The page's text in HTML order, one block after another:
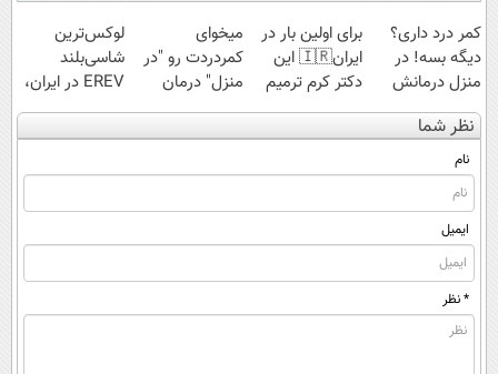
کمر درد داری؟
دیگه بسه! در
منزل درمانش
کن
(◀پرسش‌نامه)
برای اولین بار در
ایران🇮🇷 این
دکتر کرم ترمیم
کننده 23 روزه
ساخت!
میخوای
کمردردت رو "در
منزل" درمان
کنی؟ (◂فیلم +
◂پرسش‌نامه)
لوکس‌ترین
شاسی‌بلند
EREV در ایران،
توسط نیکا موتور
رونمایی شد!
نظر شما
نام
ایمیل
* نظر